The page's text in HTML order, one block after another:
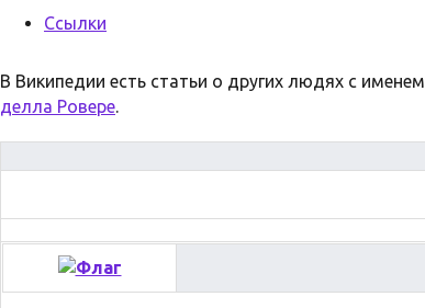
Ссылки
В Википедии есть статьи о других людях с именем
делла Ровере.